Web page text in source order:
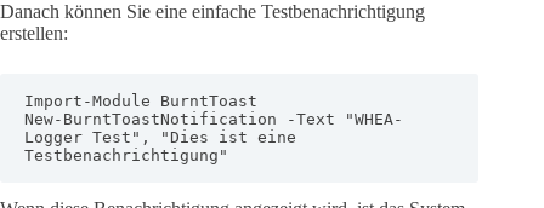
Danach können Sie eine einfache Testbenachrichtigung
erstellen:
Import-Module BurntToast
New-BurntToastNotification -Text "WHEA-
Logger Test", "Dies ist eine
Testbenachrichtigung"